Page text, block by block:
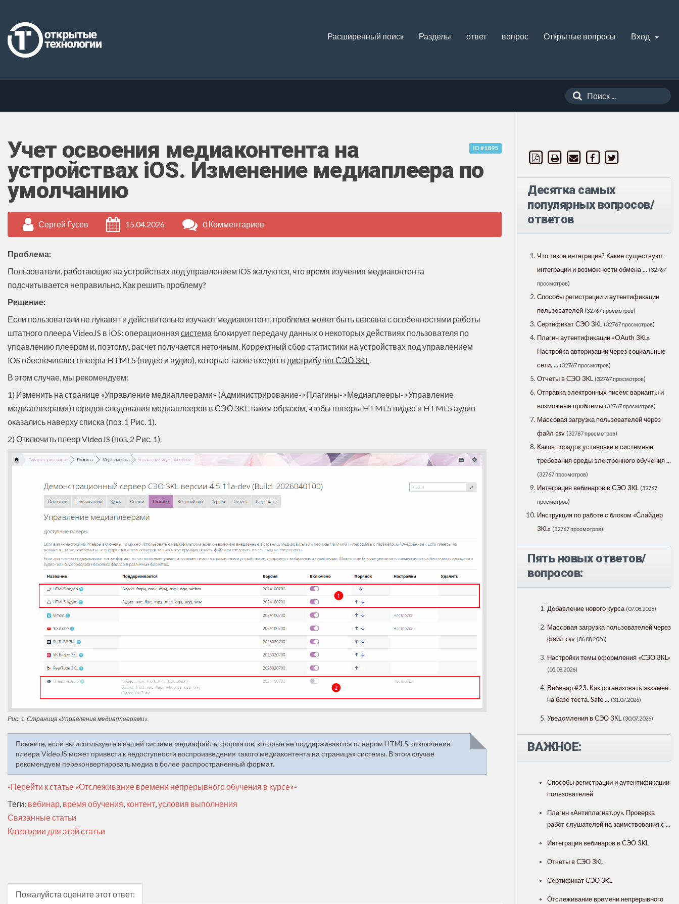
Расширенный поиск Разделы ответ вопрос Открытые вопросы Вход
ID #1895
Учет освоения медиаконтента на
устройствах iOS. Изменение медиаплеера по
умолчанию
Сергей Гусев 15.04.2026 0 Комментариев
Проблема:
Пользователи, работающие на устройствах под управлением iOS жалуются, что время изучения медиаконтента
подсчитывается неправильно. Как решить проблему?
Решение:
Если пользователи не лукавят и действительно изучают медиаконтент, проблема может быть связана с особенностями работы
штатного плеера VideoJS в iOS: операционная система блокирует передачу данных о некоторых действиях пользователя по
управлению плеером и, поэтому, расчет получается неточным. Корректный сбор статистики на устройствах под управлением
iOS обеспечивают плееры HTML5 (видео и аудио), которые также входят в дистрибутив СЭО 3KL.
В этом случае, мы рекомендуем:
1) Изменить на странице «Управление медиаплеерами» (Администрирование->Плагины->Медиаплееры->Управление
медиаплеерами) порядок следования медиаплееров в СЭО 3KL таким образом, чтобы плееры HTML5 видео и HTML5 аудио
оказались наверху списка (поз. 1 Рис. 1).
2) Отключить плеер VideoJS (поз. 2 Рис. 1).
Рис. 1. Страница «Управление медиаплеерами».
Помните, если вы используете в вашей системе медиафайлы форматов, которые не поддерживаются плеером HTML5, отключение
плеера VideoJS может привести к недоступности воспроизведения такого медиаконтента на страницах системы. В этом случае
рекомендуем переконвертировать медиа в более распространенный формат.
-Перейти к статье «Отслеживание времени непрерывного обучения в курсе»-
Теги: вебинар, время обучения, контент,условия выполнения
Связанные статьи
Категории для этой статьи
Пожалуйста оцените этот ответ:
Десятка самых
популярных вопросов/
ответов
Что такое интеграция? Какие существуют
интеграции и возможности обмена ... (32767
просмотров)
Способы регистрации и аутентификации
пользователей (32767 просмотров)
Сертификат СЭО 3KL (32767 просмотров)
Плагин аутентификации «OAuth 3КL».
Настройка авторизации через социальные
сети, ... (32767 просмотров)
Отчеты в СЭО 3KL (32767 просмотров)
Отправка электронных писем: варианты и
возможные проблемы (32767 просмотров)
Массовая загрузка пользователей через
файл csv (32767 просмотров)
Каков порядок установки и системные
требования среды электронного обучения ...
(32767 просмотров)
Интеграция вебинаров в СЭО 3KL (32767
просмотров)
Инструкция по работе с блоком «Слайдер
3KL» (32767 просмотров)
Пять новых ответов/
вопросов:
Добавление нового курса (07.08.2026)
Массовая загрузка пользователей через
файл csv (06.08.2026)
Настройки темы оформления «СЭО 3КL»
(05.08.2026)
Вебинар #23. Как организовать экзамен
на базе теста. Safe ... (31.07.2026)
Уведомления в СЭО 3КL (30.07.2026)
ВАЖНОЕ:
Способы регистрации и аутентификации
пользователей
Плагин «Антиплагиат.ру». Проверка
работ слушателей на заимствования с ...
Интеграция вебинаров в СЭО 3KL
Отчеты в СЭО 3KL
Сертификат СЭО 3KL
Отслеживание времени непрерывного